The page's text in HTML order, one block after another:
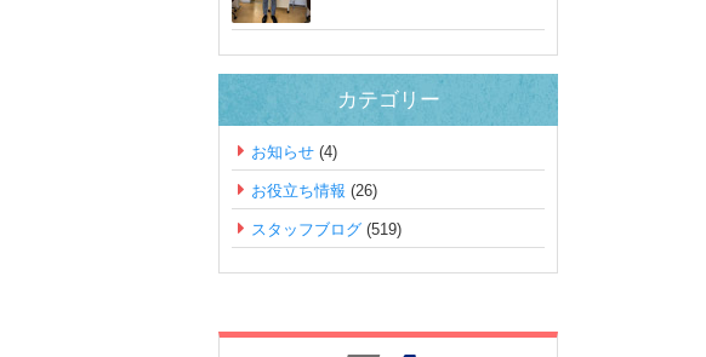
カテゴリー
お知らせ (4)
お役立ち情報 (26)
スタッフブログ (519)